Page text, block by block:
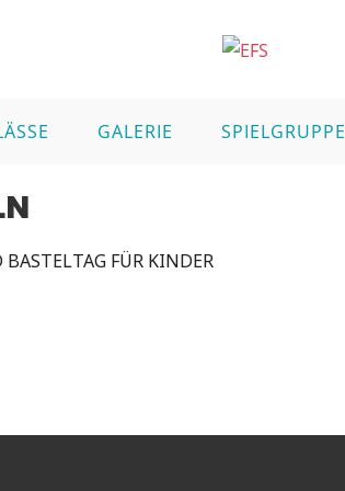
GALERIE SPIELGRUPPE
FÜR KINDER